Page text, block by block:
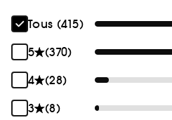
Tous (415)
5
(370)
4
(28)
3
(8)